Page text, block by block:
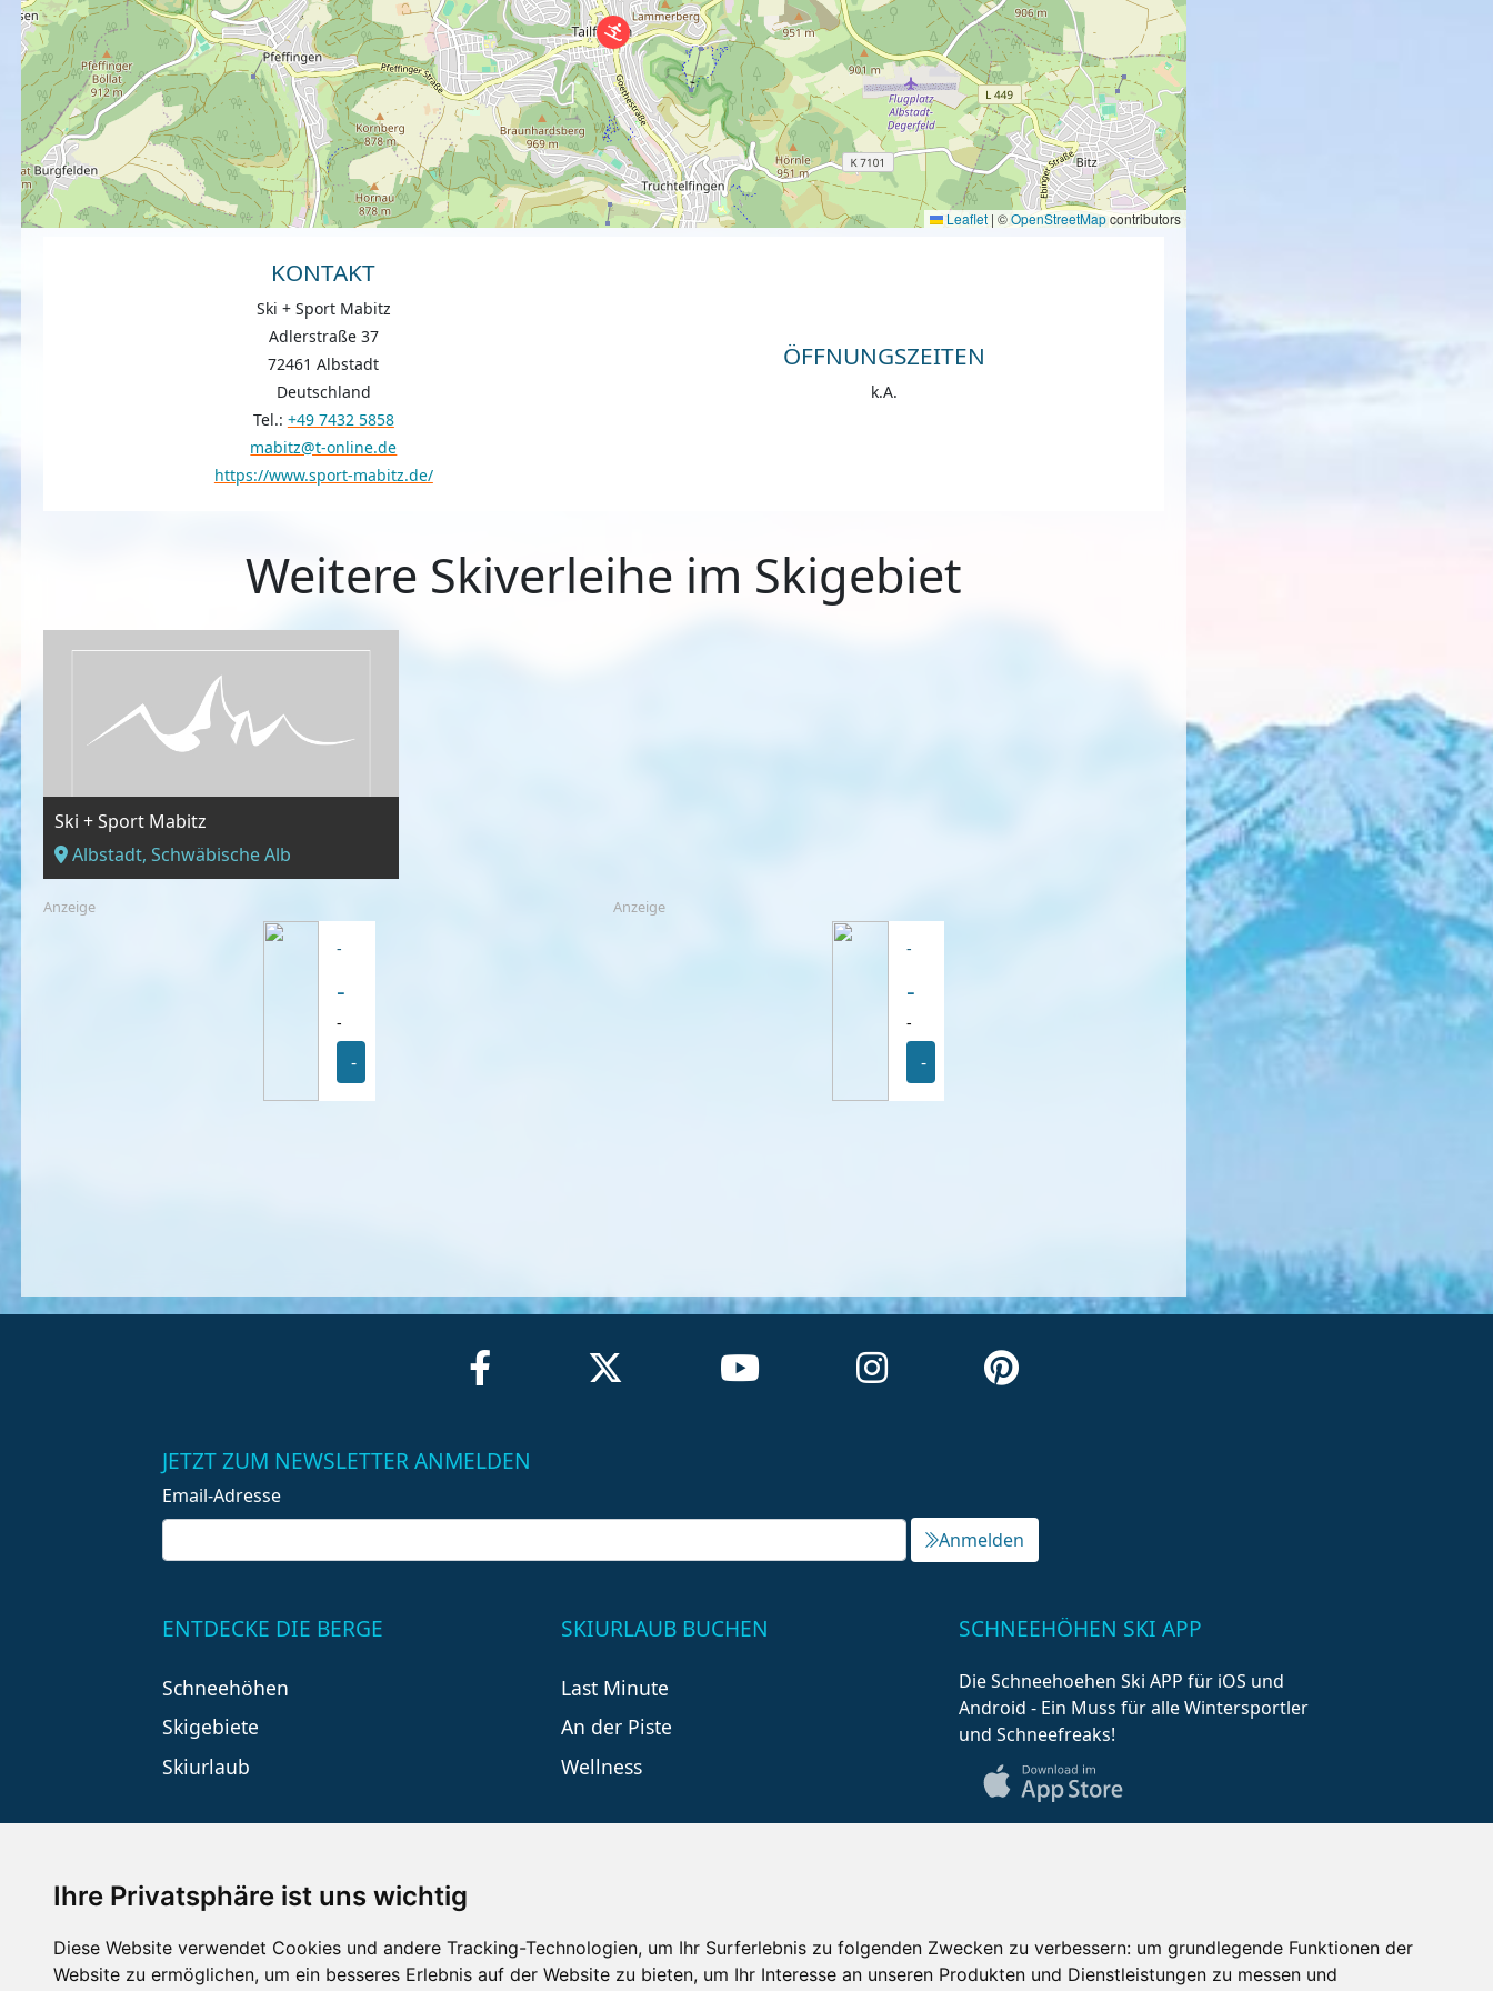
Ihre Privatsphäre ist uns wichtig
Diese Website verwendet Cookies und andere Tracking-Technologien, um Ihr Surferlebnis zu folgenden Zwecken zu verbessern: um grundlegende Funktionen der
Website zu ermöglichen, um ein besseres Erlebnis auf der Website zu bieten, um Ihr Interesse an unseren Produkten und Dienstleistungen zu messen und
Leaflet | ©OpenStreetMapcontributors
KONTAKT
Ski + Sport Mabitz
Adlerstraße 37
72461 Albstadt
Deutschland
Tel.: +49 7432 5858
mabitz@t-online.de
https://www.sport-mabitz.de/
ÖFFNUNGSZEITEN
k.A.
Weitere Skiverleihe im Skigebiet
Ski + Sport Mabitz
Albstadt, Schwäbische Alb
Anzeige
-
-
-
-
Anzeige
-
-
-
-
JETZT ZUM NEWSLETTER ANMELDEN
Email-Adresse
Anmelden
ENTDECKE DIE BERGE
Schneehöhen
Skigebiete
Skiurlaub
SKIURLAUB BUCHEN
Last Minute
An der Piste
Wellness
SCHNEEHÖHEN SKI APP
Die Schneehoehen Ski APP für iOS und
Android - Ein Muss für alle Wintersportler
und Schneefreaks!
Impressum Datenschutz Nutzungsbedingungen Kontakt Partner Portale FAQ Newsletter Mediadaten